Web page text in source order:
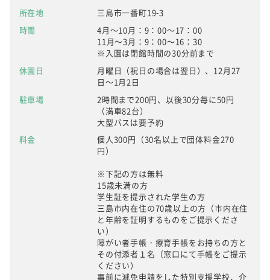
所在地
三島市一番町19-3
時間
4月～10月：9：00～17：00
11月～3月：9：00～16：30
※入園は閉館時間の30分前まで
休園日
月曜日（祝日の場合は翌日）、12月27
日～1月2日
駐車場
2時間まで200円、以後30分毎に50円
（満車82台）
大型バスは要予約
料金
個人300円（30名以上で団体料金270
円）
※下記の方は無料
15歳未満の方
学生証を提示された学生の方
三島市内在住の70歳以上の方（市内在住
と年齢を証明するものをご提示くださ
い）
障がい者手帳・療育手帳をお持ちの方と
その付添者１名（窓口にて手帳をご提示
ください）
事前に減免申請をした特別支援学校、介